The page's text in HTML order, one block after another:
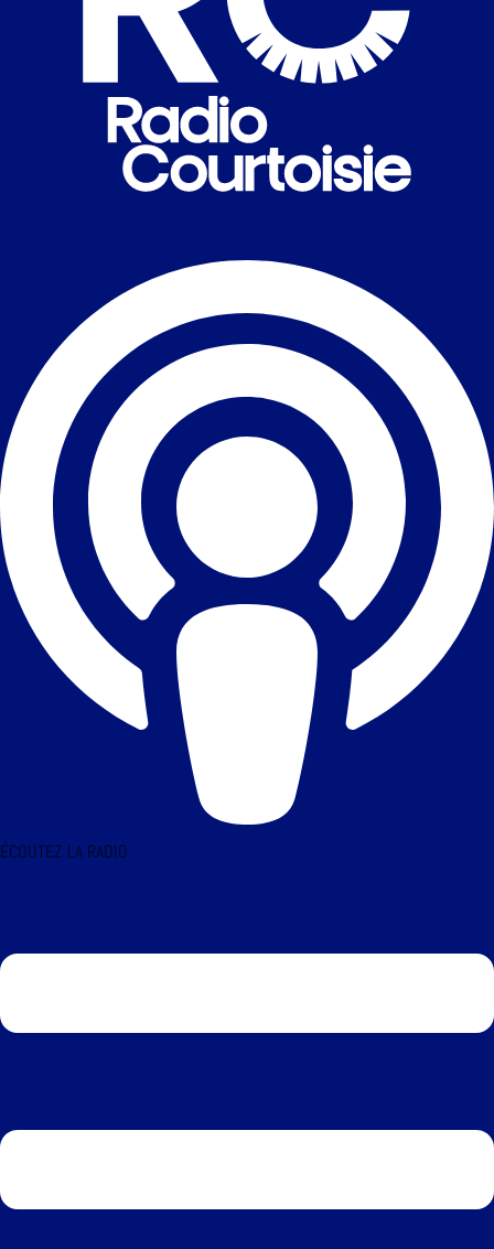
ÉCOUTEZ LA RADIO